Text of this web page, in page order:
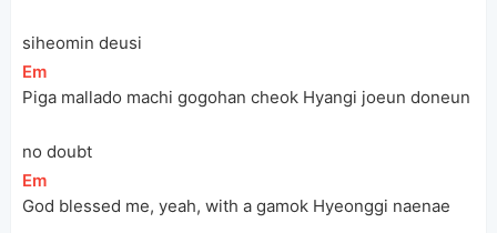
siheomin deusi
[Em
Piga mallado machi gogohan cheok Hyangi joeun doneun
no doubt
[Em
God blessed me, yeah, with a gamok Hyeonggi naenae